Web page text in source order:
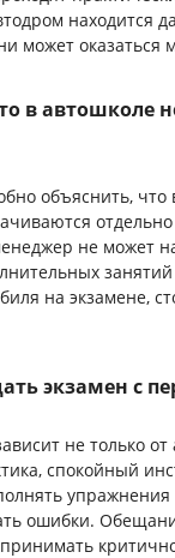
находится
может оказаться
в автошколе
объяснить, что
не может
на экзамене,
экзамен с
не только
спокойный
упражнения
ошибки.